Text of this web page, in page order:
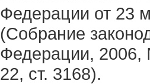
Федерации от 23
(Собрание
Федерации,
22, ст. 3168).